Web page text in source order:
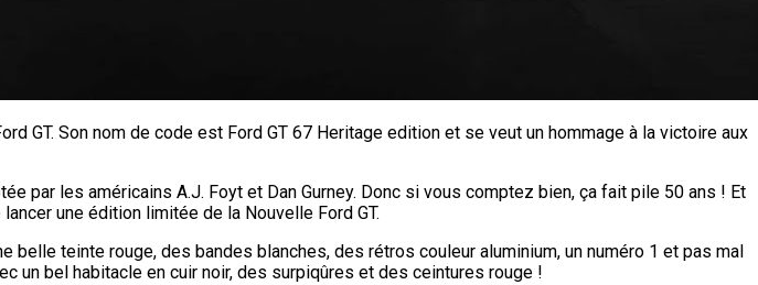
GT. Son nom de code est Ford GT 67 Heritage edition et se veut un hommage à la victoire aux
par les américains A.J. Foyt et Dan Gurney. Donc si vous comptez bien, ça fait pile 50 ans ! Et
une édition limitée de la Nouvelle Ford GT.
belle teinte rouge, des bandes blanches, des rétros couleur aluminium, un numéro 1 et pas mal
un bel habitacle en cuir noir, des surpiqûres et des ceintures rouge !